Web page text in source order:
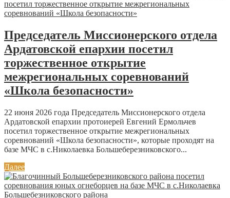
Председатель Миссионерского отдела
Ардатовской епархии посетил
торжественное открытие
межрегиональных соревнований
«Школа безопасности»
22 июня 2026 года Председатель Миссионерского отдела
Ардатовской епархии протоиерей Евгений Ермольчев
посетил торжественное открытие межрегиональных
соревнований «Школа безопасности», которые проходят на
базе МЧС в с.Николаевка Большеберезниковского...
Далее